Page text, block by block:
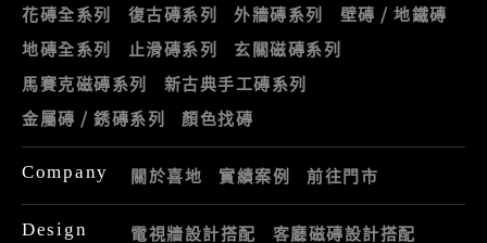
花磚全系列
復古磚系列 外牆磚系列
壁磚 / 地鐵磚
地磚全系列
止滑磚系列
玄關磁磚系列
馬賽克磁磚系列
新古典手工磚系列
金屬磚 / 銹磚系列
顏色找磚
Company 關於喜地 實績案例 前往門市
Design 電視牆設計搭配 客廳磁磚設計搭配